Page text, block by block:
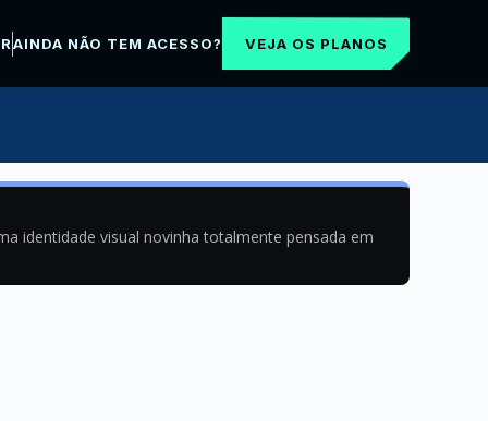
AINDA NÃO TEM ACESSO? VEJA OS PLANOS
identidade visual novinha totalmente pensada em